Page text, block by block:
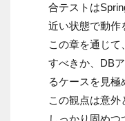
合テストは
近い状態で動作
この章を通じ
すべきか、DB
るケースを見極
この観点は意外
しっかり固め